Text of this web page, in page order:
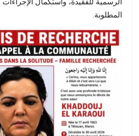
المطلوبة.